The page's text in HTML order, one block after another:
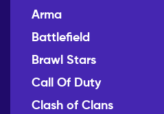
Arma
Battlefield
Brawl Stars
Call Of Duty
Clash of Clans